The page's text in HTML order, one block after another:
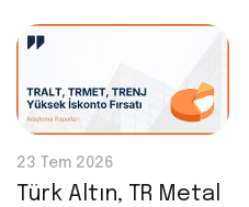
23 Tem 2026
Türk Altın, TR Metal